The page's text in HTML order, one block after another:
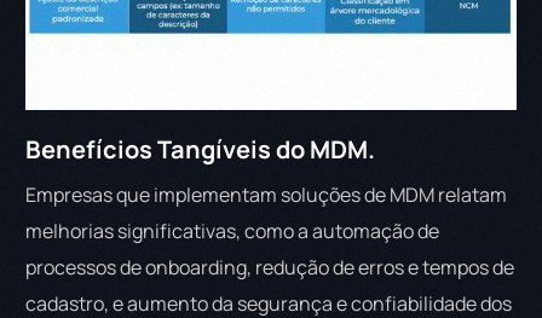
Benefícios Tangíveis do MDM.
Empresas que implementam soluções de MDM relatam
melhorias significativas, como a automação de
processos de onboarding, redução de erros e tempos de
cadastro, e aumento da segurança e confiabilidade dos